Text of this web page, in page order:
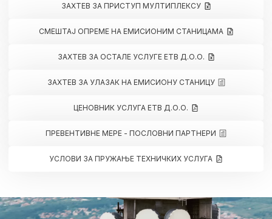
ЗАХТЕВ ЗА ПРИСТУП МУЛТИПЛЕКСУ
СМЕШТАЈ ОПРЕМЕ НА ЕМИСИОНИМ СТАНИЦАМА
ЗАХТЕВ ЗА ОСТАЛЕ УСЛУГЕ ЕТВ Д.О.О.
ЗАХТЕВ ЗА УЛАЗАК НА ЕМИСИОНУ СТАНИЦУ
ЦЕНОВНИК УСЛУГА ЕТВ Д.О.О.
ПРЕВЕНТИВНЕ МЕРЕ - ПОСЛОВНИ ПАРТНЕРИ
УСЛОВИ ЗА ПРУЖАЊЕ ТЕХНИЧКИХ УСЛУГА